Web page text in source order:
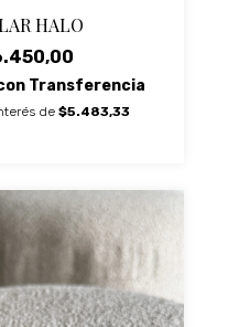
HALO
Transferencia
de $5.483,33